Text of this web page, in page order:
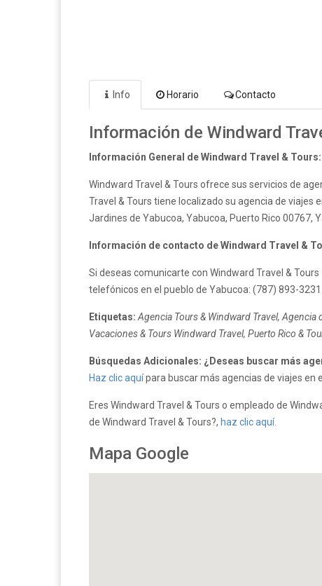
Info Horario Contacto
Información de Windward
Información General de Windward Travel & Tours:
Windward Travel & Tours ofrece sus servicios de
Travel & Tours tiene localizado su agencia de viajes
Jardines de Yabucoa, Yabucoa, Puerto Rico 00767,
Información de contacto de Windward Travel &
Si deseas comunicarte con Windward Travel &
telefónicos en el pueblo de Yabucoa: (787) 893-3231.
Etiquetas: Agencia Tours & Windward Travel, Agencia
Vacaciones & Tours Windward Travel, Puerto Rico &
Búsquedas Adicionales: ¿Deseas buscar más
Haz clic aquípara buscar más agencias de viajes en
Eres Windward Travel & Tours o empleado de
de Windward Travel & Tours?, haz clic aquí.
Mapa Google